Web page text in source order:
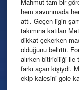
Mahmut tam bir
hem savunmada
attı. Geçen ligin
takımına katılan
dikkat çekerken
olduğunu belirtti.
alırken bitiriciliği ile
farkı açan kişiydi.
ekip kalesini gole